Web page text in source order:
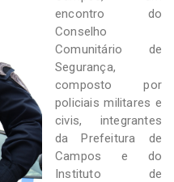
encontro do
Conselho
Comunitário de
Segurança,
composto por
policiais militares e
civis, integrantes
da Prefeitura de
Campos e do
Instituto de